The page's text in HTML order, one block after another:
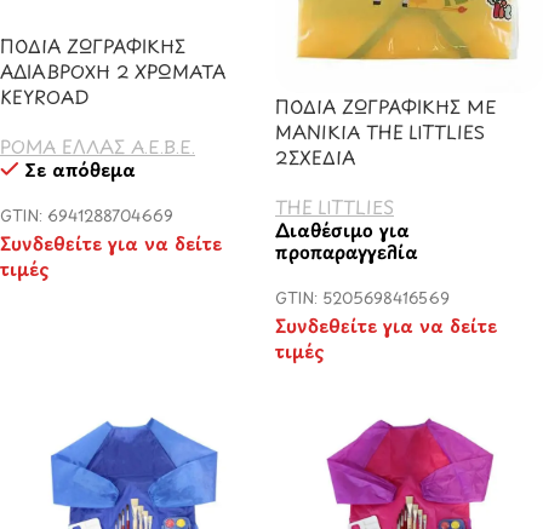
ΠΟΔΙΑ ΖΩΓΡΑΦΙΚΗΣ
ΑΔΙΑΒΡΟΧΗ 2 ΧΡΩΜΑΤΑ
KEYROAD
ΡΟΜΑ ΕΛΛΑΣ Α.Ε.Β.Ε.
Σε απόθεμα
GTIN: 6941288704669
Συνδεθείτε για να δείτε
τιμές
ΠΟΔΙΑ ΖΩΓΡΑΦΙΚΗΣ ΜΕ
ΜΑΝΙΚΙΑ THE LITTLIES
2ΣΧΕΔΙΑ
THE LITTLIES
Διαθέσιμο για
προπαραγγελία
GTIN: 5205698416569
Συνδεθείτε για να δείτε
τιμές